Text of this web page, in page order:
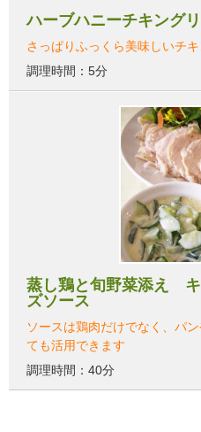
ハーブハニーチキング
さっぱりふっくら美味しいチキ
調理時間：5分
蒸し鶏と旬野菜添え
ズソース
ソースは鶏肉だけでなく、パ
ても活用できます
調理時間：40分